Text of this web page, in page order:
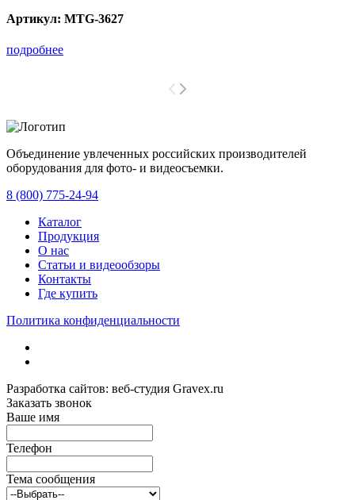
Артикул: MTG-3627
подробнее
Объединение увлеченных российских производителей
оборудования для фото- и видеосъемки.
8 (800) 775-24-94
Каталог
Продукция
О нас
Статьи и видеообзоры
Контакты
Где купить
Политика конфиденциальности
Разработка сайтов: веб-студия Gravex.ru
Заказать звонок
Ваше имя
Телефон
Тема сообщения